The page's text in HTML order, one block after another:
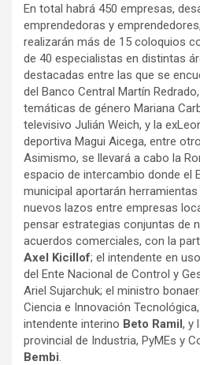
En total habrá 450 empresas,
emprendedoras y
realizarán más de 15 coloquios
de 40 especialistas en distintas
destacadas entre las que se
del Banco Central Martín
temáticas de género Mariana
televisivo Julián Weich, y la
deportiva Magui Aicega,
Asimismo, se llevará a cabo la
espacio de intercambio donde el
municipal aportarán
nuevos lazos entre empresas
pensar estrategias conjuntas de
acuerdos comerciales, con la
Axel Kicillof; el intendente en
del Ente Nacional de Control y
Ariel Sujarchuk; el ministro
Ciencia e Innovación
intendente interino Beto Ramil, y
provincial de Industria, PyMEs y
Bembi.